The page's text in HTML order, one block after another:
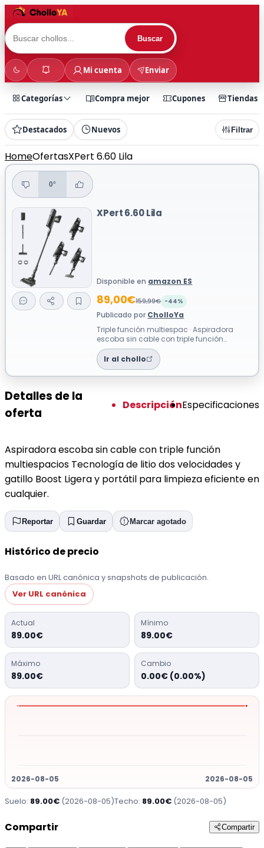
Buscar
Mi cuenta Enviar
Categorías Compra mejor Cupones Tiendas
Destacados Nuevos Filtrar
HomeOfertasXPert 6.60 Lila
0°
XPert 6.60 Lila
Disponible en amazon ES
89,00€159,99€ -44%
Publicado por CholloYa
Triple función multiespac · Aspiradora
escoba sin cable con triple función
multiespacios Tecnología de litio dos
velo...
Ir al chollo
Detalles de la
oferta
DescripciónEspecificaciones
Aspiradora escoba sin cable con triple función
multiespacios Tecnología de litio dos velocidades y
gatillo Boost Ligera y portátil para limpieza eficiente en
cualquier.
Reportar Guardar Marcar agotado
Histórico de precio
Basado en URL canónica y snapshots de publicación.
Ver URL canónica
Actual
89.00€
Mínimo
89.00€
Máximo
89.00€
Cambio
0.00€ (0.00%)
2026-08-05 2026-08-05
Suelo: 89.00€ (2026-08-05)Techo: 89.00€ (2026-08-05)
Compartir Compartir